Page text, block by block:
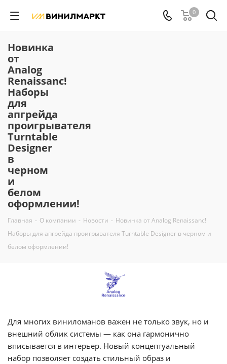
0
Новинка
от
Analog
Renaissanc!
Наборы
для
апгрейда
проигрывателя
Turntable
Designer
в
черном
и
белом
оформлении!
Главная - О компании - Новости - Новинка от Analog Renaissanc!
Наборы для апгрейда проигрывателя Turntable Designer в черном и
белом оформлении!
Для многих виниломанов важен не только звук, но и
внешний облик системы — как она гармонично
вписывается в интерьер. Новый концептуальный
набор позволяет создать стильный образ и